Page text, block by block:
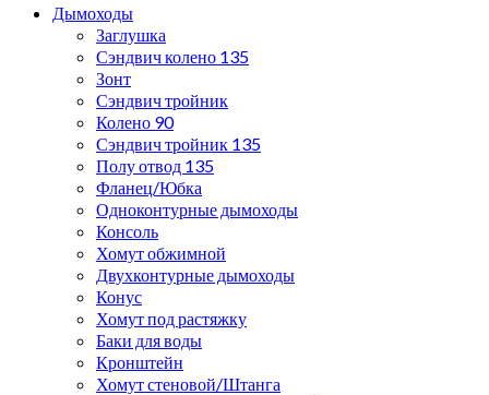
Дымоходы
Заглушка
Сэндвич колено 135
Зонт
Сэндвич тройник
Колено 90
Сэндвич тройник 135
Полу отвод 135
Фланец/Юбка
Одноконтурные дымоходы
Консоль
Хомут обжимной
Двухконтурные дымоходы
Конус
Хомут под растяжку
Баки для воды
Кронштейн
Хомут стеновой/Штанга